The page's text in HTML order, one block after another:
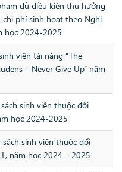
đủ điều kiện thụ hưởng
phí sinh hoạt theo Nghị
học 2024-2025
viên tài năng “The
– Never Give Up” năm
sinh viên thuộc đối
học 2024-2025
sinh viên thuộc đối
năm học 2024 – 2025